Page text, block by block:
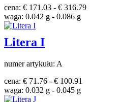
cena: € 171.03 - € 316.79
waga: 0.042 g - 0.086 g
Litera I
numer artykułu: A
cena: € 71.76 - € 100.91
waga: 0.032 g - 0.045 g